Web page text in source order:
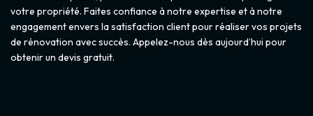
votre propriété. Faites confiance à notre expertise et à notre
engagement envers la satisfaction client pour réaliser vos projets
de rénovation avec succès. Appelez-nous dès aujourd’hui pour
obtenir un devis gratuit.